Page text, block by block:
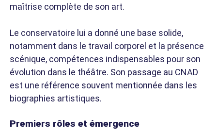
maîtrise complète de son art.
Le conservatoire lui a donné une base solide,
notamment dans le travail corporel et la présence
scénique, compétences indispensables pour son
évolution dans le théâtre. Son passage au CNAD
est une référence souvent mentionnée dans les
biographies artistiques.
Premiers rôles et émergence